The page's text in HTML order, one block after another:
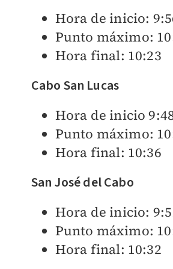
Hora de inicio:
Punto máximo:
Hora final: 10:23
Cabo San Lucas
Hora de inicio
Punto máximo:
Hora final: 10:36
San José del Cabo
Hora de inicio:
Punto máximo:
Hora final: 10:32